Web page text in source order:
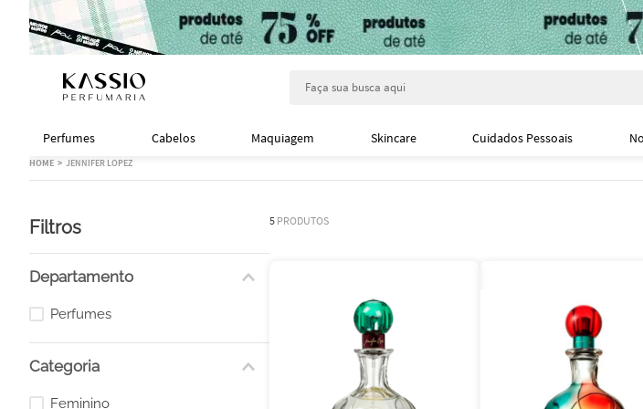
Perfumes Cabelos Maquiagem Skincare Cuidados Pessoais
JENNIFER LOPEZ
Filtros
Departamento
Perfumes
Categoria
Feminino
5 PRODUTOS